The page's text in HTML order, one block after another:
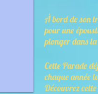
À bord de son
pour une
plonger dans
Cette Parade
chaque année
Découvrez